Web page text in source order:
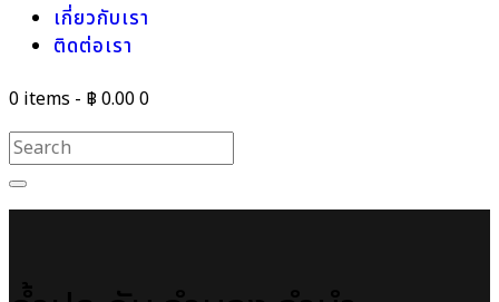
เกี่ยวกับเรา
ติดต่อเรา
0 items - ฿ 0.000